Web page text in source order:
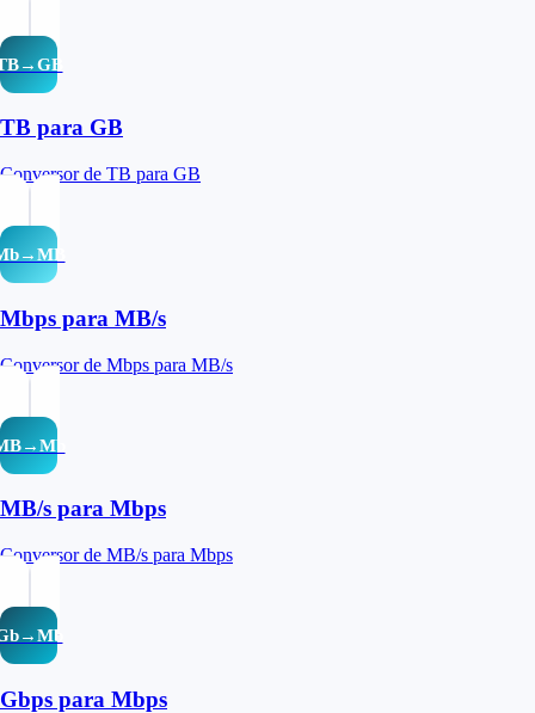
TB para GB
Conversor de TB para GB
Mbps para MB/s
Conversor de Mbps para MB/s
MB/s para Mbps
Conversor de MB/s para Mbps
Gbps para Mbps